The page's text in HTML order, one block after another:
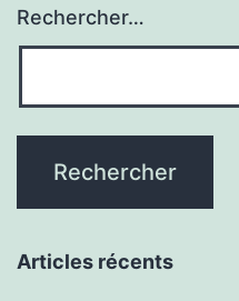
Rechercher…
Articles récents